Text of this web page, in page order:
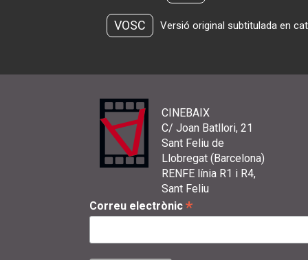
VOSC Versió original subtitulada en
CINEBAIX
C/ Joan Batllori, 21
Sant Feliu de
Llobregat (Barcelona)
RENFE línia R1 i R4,
Sant Feliu
Correu electrònic *